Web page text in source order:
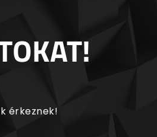
érkeznek!